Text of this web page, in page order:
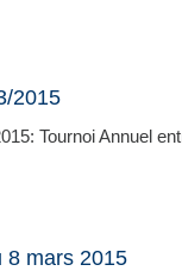
2015
Tournoi Annuel
8 mars 2015